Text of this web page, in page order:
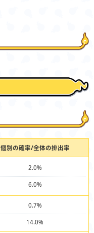
個別の確率/全体の排出率
2.0%
6.0%
0.7%
14.0%